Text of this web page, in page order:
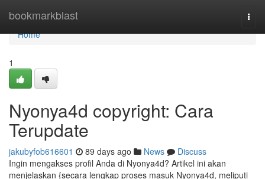
bookmarkblast
Home
Home
1
Nyonya4d copyright: Cara
Terupdate
jakubyfob616601 89 days ago News
Discuss
Ingin mengakses profil Anda di Nyonya4d? Artikel ini akan
menjelaskan {secara lengkap proses masuk Nyonya4d, meliputi